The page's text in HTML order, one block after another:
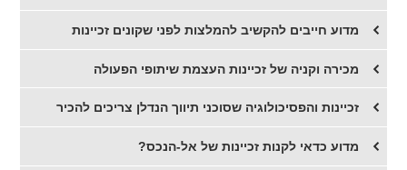
מדוע חייבים להקשיב להמלצות לפני שקונים זכיינות
מכירה וקניה של זכיינות העצמת שיתופי הפעולה
זכיינות והפסיכולוגיה שסוכני תיווך הנדלן צריכים להכיר
מדוע כדאי לקנות זכיינות של אל-הנכס?